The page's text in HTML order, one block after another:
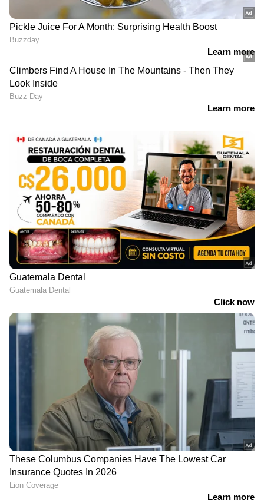
ഷായുടെ മറുപടി കിട്ടാതെ
പ്രതിഷേധം അവസാനിപ്പിക്കില്ലെന്ന്
പ്രതിപക്ഷം
തൃശൂരിൽ യുവമോർച്ച പ്രതിഷേധം